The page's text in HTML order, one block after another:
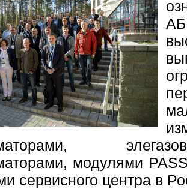
модулями
сервисного центра в